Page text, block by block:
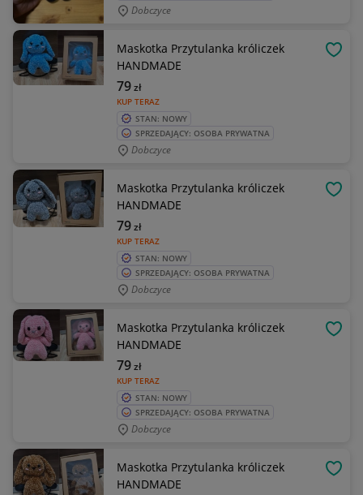
Dobczyce
Maskotka Przytulanka króliczek
HANDMADE
KUP TERAZ
79zł
STAN: NOWY
SPRZEDAJĄCY: OSOBA PRYWATNA
Dobczyce
Maskotka Przytulanka króliczek
HANDMADE
KUP TERAZ
79zł
STAN: NOWY
SPRZEDAJĄCY: OSOBA PRYWATNA
Dobczyce
Maskotka Przytulanka króliczek
HANDMADE
KUP TERAZ
79zł
STAN: NOWY
SPRZEDAJĄCY: OSOBA PRYWATNA
Dobczyce
Maskotka Przytulanka króliczek
HANDMADE